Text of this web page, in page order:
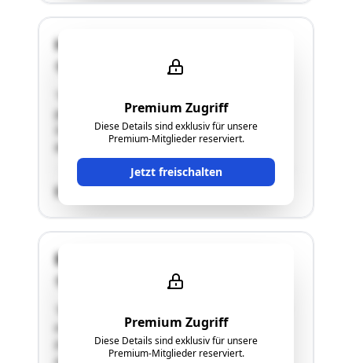
Premium Zugriff
Diese Details sind exklusiv für unsere
Premium-Mitglieder reserviert.
Jetzt freischalten
Höhenweg
geneigte Bauparzelle / unbebaut), KG 49230
Sierning, liegt ca. 800 m nordöstlich vom
Marktgemeindeamt SIERNING."
SCHÄTZWERT
Premium Zugriff
Diese Details sind exklusiv für unsere
Premium-Mitglieder reserviert.
Breitenfurt 30
es sich um ein Wohnhaus mit Kellergeschoss,
Erdgeschoss und nicht ausgebautem